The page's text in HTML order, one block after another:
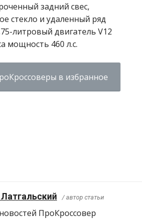
задний свес,
стекло и удаленный ряд
литровый двигатель V12
мощность 460 л.с.
в избранное
/ автор статьи
ПроКроcсовер